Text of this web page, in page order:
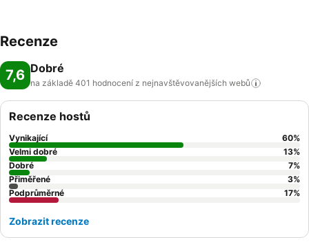
Recenze
7,6 Dobré
na základě 401 hodnocení z nejnavštěvovanějších webů
Recenze hostů
Vynikající 60%
Velmi dobré
13%
Dobré
7%
Přiměřené
3%
Podprůměrné
17%
Zobrazit recenze